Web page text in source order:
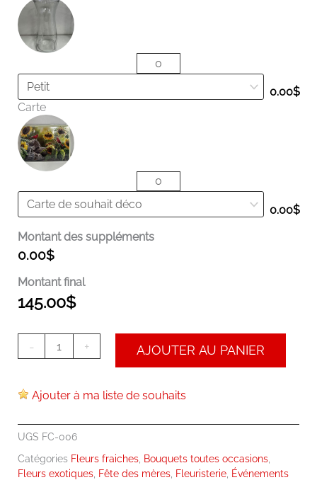
0.00$
Carte
0.00$
Montant des suppléments
0.00$
Montant final
145.00$
- + AJOUTER AU PANIER
Ajouter à ma liste de souhaits
UGS FC-006
Catégories Fleurs fraiches Bouquets toutes occasions
Fleurs exotiques Fête des mères Fleuristerie Événements